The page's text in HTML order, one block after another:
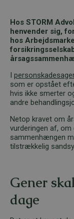
Hos STORM
henvender sig,
hos
I
som er opstået
hvis ikke smerter
andre
Netop kravet om
vurderingen af,
sammenhængen
tilstrækkelig
Gener
dage